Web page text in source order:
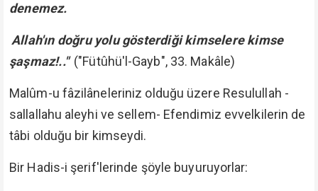
denemez.
Allah'ın doğru yolu gösterdiği kimselere kimse
şaşmaz!.." ("Fütûhü'l-Gayb", 33. Makâle)
Malûm-u fâzilâneleriniz olduğu üzere Resulullah -
sallallahu aleyhi ve sellem- Efendimiz evvelkilerin de
tâbi olduğu bir kimseydi.
Bir Hadis-i şerif'lerinde şöyle buyuruyorlar: